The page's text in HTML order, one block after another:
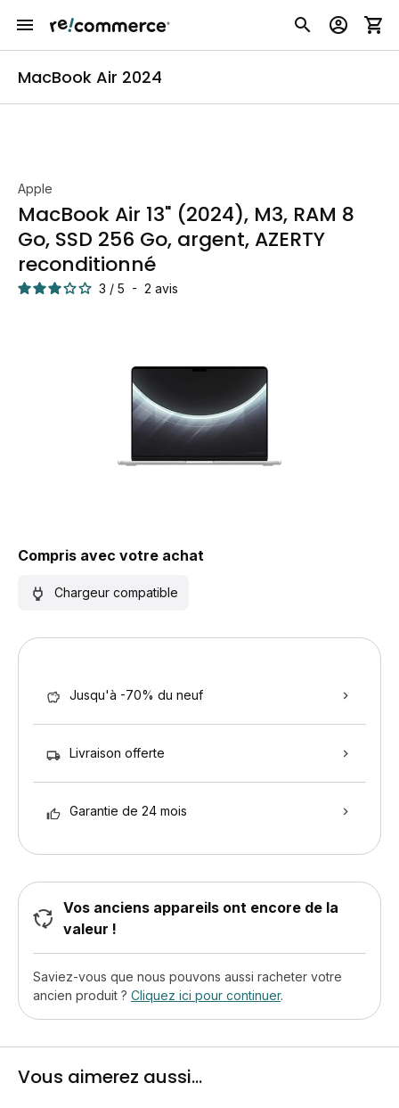
MacBook Air 2024
Apple
MacBook Air 13" (2024), M3, RAM 8
Go, SSD 256 Go, argent, AZERTY
reconditionné
3 / 5 - 2 avis
Compris avec votre achat
Chargeur compatible
Jusqu'à -70% du neuf
Livraison offerte
Garantie de 24 mois
Vos anciens appareils ont encore de la
valeur !
Saviez-vous que nous pouvons aussi racheter votre
ancien produit ? Cliquez ici pour continuer.
Vous aimerez aussi...